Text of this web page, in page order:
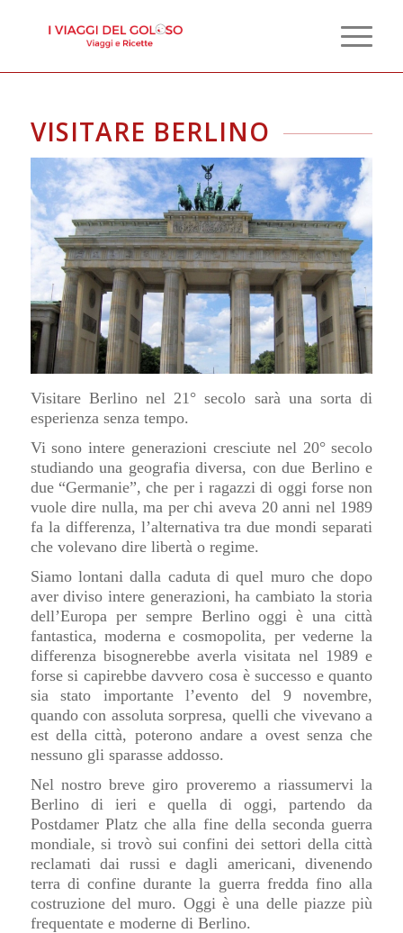
VISITARE BERLINO
Visitare Berlino nel 21° secolo sarà una sorta di
esperienza senza tempo.
Vi sono intere generazioni cresciute nel 20° secolo
studiando una geografia diversa, con due Berlino e
due “Germanie”, che per i ragazzi di oggi forse non
vuole dire nulla, ma per chi aveva 20 anni nel 1989
fa la differenza, l’alternativa tra due mondi separati
che volevano dire libertà o regime.
Siamo lontani dalla caduta di quel muro che dopo
aver diviso intere generazioni, ha cambiato la storia
dell’Europa per sempre Berlino oggi è una città
fantastica, moderna e cosmopolita, per vederne la
differenza bisognerebbe averla visitata nel 1989 e
forse si capirebbe davvero cosa è successo e quanto
sia stato importante l’evento del 9 novembre,
quando con assoluta sorpresa, quelli che vivevano a
est della città, poterono andare a ovest senza che
nessuno gli sparasse addosso.
Nel nostro breve giro proveremo a riassumervi la
Berlino di ieri e quella di oggi, partendo da
Postdamer Platz che alla fine della seconda guerra
mondiale, si trovò sui confini dei settori della città
reclamati dai russi e dagli americani, divenendo
terra di confine durante la guerra fredda fino alla
costruzione del muro. Oggi è una delle piazze più
frequentate e moderne di Berlino.